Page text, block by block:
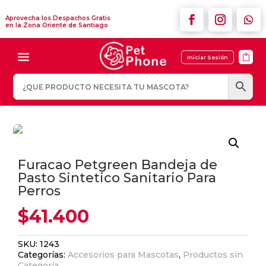
Aprovecha los Despachos Gratis
en la Zona Oriente de Santiago
Iniciar Sesión 
Furacao Petgreen Bandeja de
Pasto Sintetico Sanitario Para
Perros
$41.400
SKU:1243
Categorías:Accesorios para Mascotas, Productos sin